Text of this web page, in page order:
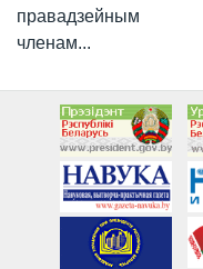
правадзейным
членам...